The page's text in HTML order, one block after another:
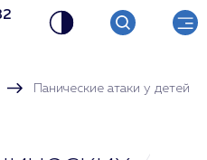
Панические атаки у детей